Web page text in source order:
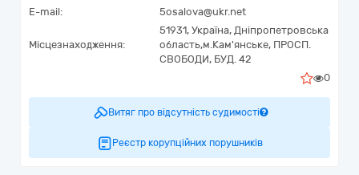
E-mail:
5osalova@ukr.net
Місцезнаходження:
51931, Україна, Дніпропетровська
область,м.Кам'янське, ПРОСП.
СВОБОДИ, БУД. 42
0
Витяг про відсутність судимості
Реєстр корупційних порушників